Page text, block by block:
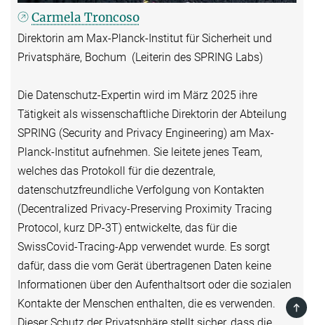
Carmela Troncoso
Direktorin am Max-Planck-Institut für Sicherheit und
Privatsphäre, Bochum (Leiterin des SPRING Labs)
Die Datenschutz-Expertin wird im März 2025 ihre
Tätigkeit als wissenschaftliche Direktorin der Abteilung
SPRING (Security and Privacy Engineering) am Max-
Planck-Institut aufnehmen. Sie leitete jenes Team,
welches das Protokoll für die dezentrale,
datenschutzfreundliche Verfolgung von Kontakten
(Decentralized Privacy-Preserving Proximity Tracing
Protocol, kurz DP-3T) entwickelte, das für die
SwissCovid-Tracing-App verwendet wurde. Es sorgt
dafür, dass die vom Gerät übertragenen Daten keine
Informationen über den Aufenthaltsort oder die sozialen
Kontakte der Menschen enthalten, die es verwenden.
TOP